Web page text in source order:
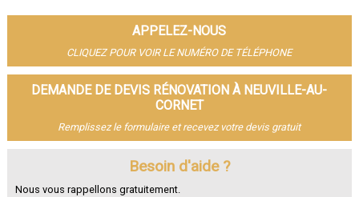
- Entreprise de rénovation à Béthune
- Entreprise de rénovation à Hénin-Beaumont
- Entreprise de rénovation à Bruay-la-Buissière
- Entreprise de rénovation à Avion
- Entreprise de rénovation à Carvin
- Entreprise de rénovation à Berck
- Entreprise de rénovation à Outreau
- Entreprise de rénovation à Méricourt
APPELEZ-NOUS
CLIQUEZ POUR VOIR LE NUMÉRO DE TÉLÉPHONE
DEMANDE DE DEVIS RÉNOVATION À NEUVILLE-AU-
CORNET
Remplissez le formulaire et recevez votre devis gratuit
Besoin d'aide ?
Nous vous rappellons gratuitement.